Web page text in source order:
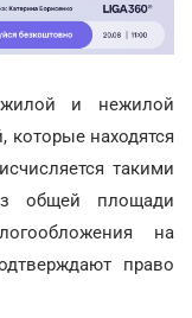
жилой и нежилой
которые находятся
такими
общей площади
на
право